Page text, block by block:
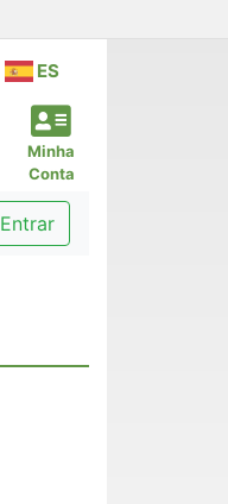
ES
Minha
Conta
Entrar